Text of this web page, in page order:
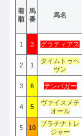
着
順
馬
番
馬名
1 3 グラティアス
2 1
タイムトゥヘ
ヴン
3 6 テンバガー
4 5
ヴァイスメテ
オール
5 10
プラチナトレ
ジャー